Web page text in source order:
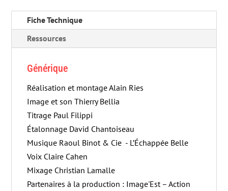
Fiche Technique
Ressources
Générique
Réalisation et montage Alain Ries
Image et son Thierry Bellia
Titrage Paul Filippi
Étalonnage David Chantoiseau
Musique Raoul Binot & Cie - L’Échappée Belle
Voix Claire Cahen
Mixage Christian Lamalle
Partenaires à la production : Image'Est – Action